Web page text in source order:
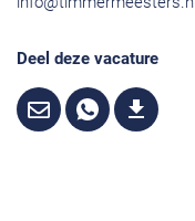
Deel deze vacature